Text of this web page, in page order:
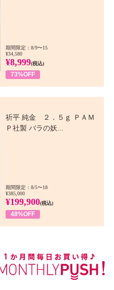
期間限定：8/9〜15
¥34,580
¥8,999(税込)
73%OFF
祈平 純金 ２．５ｇ ＰＡＭ
Ｐ社製 バラの妖...
期間限定：8/5〜18
¥385,000
¥199,900(税込)
48%OFF